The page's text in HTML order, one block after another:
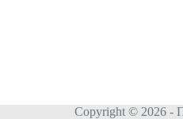
Copyright © 2026 -